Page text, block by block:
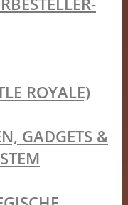
ROYALE)
GADGETS &